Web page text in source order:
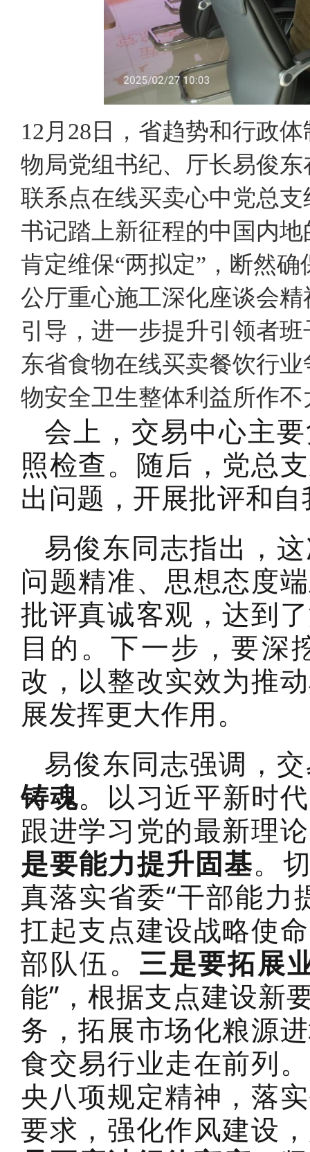
12月28日，省趋势和行政
物局党组书纪、厅长易俊
联系点在线买卖心中党总
书记踏上新征程的中国内
肯定维保“两拟定”，断然
公厅重心施工深化座谈会
引导，进一步提升引领者
东省食物在线买卖餐饮行
物安全卫生整体利益所作
会上，交易中心主
照检查。随后，党总
出问题，开展批评和
易俊东同志指出，
问题精准、思想态度
批评真诚客观，达到
目的。下一步，要深
改，以整改实效为推
展发挥更大作用。
易俊东同志强调，
铸魂。以习近平新时
跟进学习党的最新理
是要能力提升固基。
真落实省委“干部能力
扛起支点建设战略使
部队伍。 三是要拓展
能”，根据支点建设新
务，拓展市场化粮源
食交易行业走在前列。
央八项规定精神，落
要求，强化作风建设